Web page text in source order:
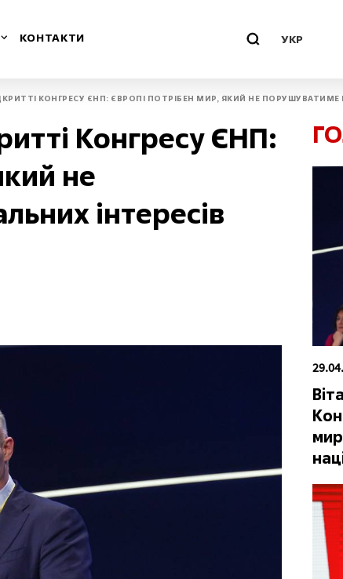
КОНТАКТИ УКР
Миколаївська
Полтавська
КОНГРЕСУ ЄНП: ЄВРОПІ ПОТРІБЕН МИР, ЯКИЙ НЕ ПОРУШУВАТИМЕ
Конгресу ЄНП:
не
інтересів